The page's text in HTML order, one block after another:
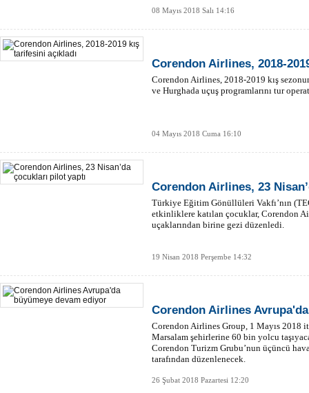
08 Mayıs 2018 Salı 14:16
Corendon Airlines, 2018-
Corendon Airlines, 2018-2019 kış
ve Hurghada uçuş programlarını tur
04 Mayıs 2018 Cuma 16:10
Corendon Airlines, 23
Türkiye Eğitim Gönüllüleri Vakfı’nın
etkinliklere katılan çocuklar, Corendon
uçaklarından birine gezi düzenledi.
19 Nisan 2018 Perşembe 14:32
Corendon Airlines
Corendon Airlines Group, 1 Mayıs 2018
Marsalam şehirlerine 60 bin yolcu
Corendon Turizm Grubu’nun üçüncü
tarafından düzenlenecek.
26 Şubat 2018 Pazartesi 12:20